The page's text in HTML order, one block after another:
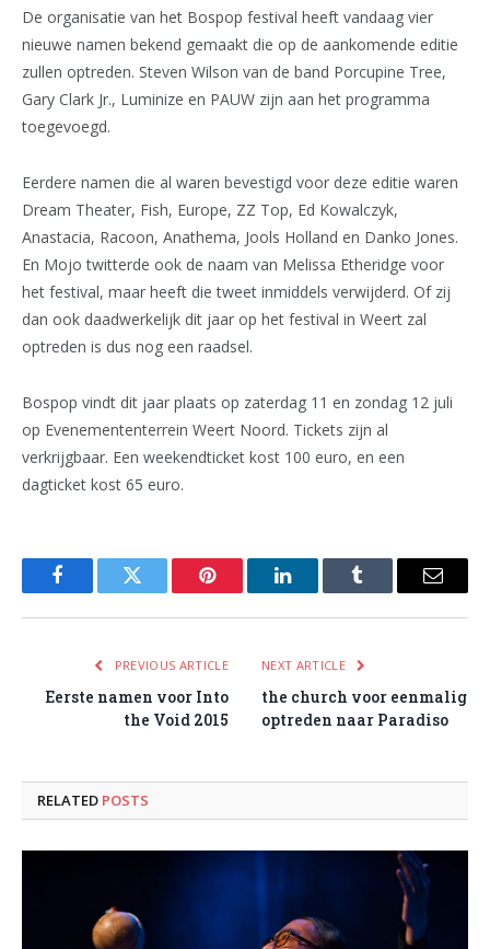
De organisatie van het Bospop festival heeft vandaag vier
nieuwe namen bekend gemaakt die op de aankomende editie
zullen optreden. Steven Wilson van de band Porcupine Tree,
Gary Clark Jr., Luminize en PAUW zijn aan het programma
toegevoegd.
Eerdere namen die al waren bevestigd voor deze editie waren
Dream Theater, Fish, Europe, ZZ Top, Ed Kowalczyk,
Anastacia, Racoon, Anathema, Jools Holland en Danko Jones.
En Mojo twitterde ook de naam van Melissa Etheridge voor
het festival, maar heeft die tweet inmiddels verwijderd. Of zij
dan ook daadwerkelijk dit jaar op het festival in Weert zal
optreden is dus nog een raadsel.
Bospop vindt dit jaar plaats op zaterdag 11 en zondag 12 juli
op Evenemententerrein Weert Noord. Tickets zijn al
verkrijgbaar. Een weekendticket kost 100 euro, en een
dagticket kost 65 euro.
FacebookTwitter Pinterest LinkedInTumblr Email
PREVIOUS ARTICLE
Eerste namen voor Into
the Void 2015
NEXT ARTICLE
the church voor eenmalig
optreden naar Paradiso
RELATED POSTS